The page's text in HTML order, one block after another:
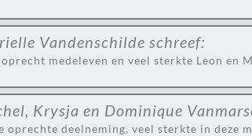
Vandenschilde schreef:
oprecht medeleven en veel sterkte Leon en
Krysja en Dominique
oprechte deelneming, veel sterkte in deze